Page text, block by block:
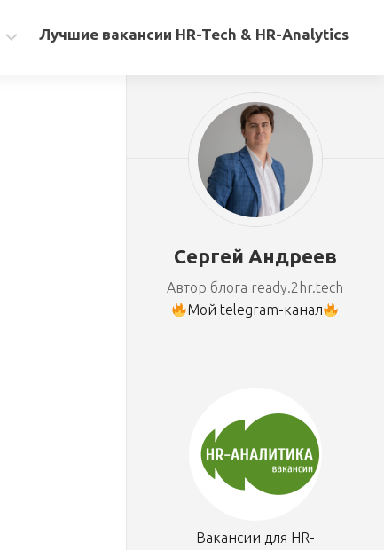
Лучшие вакансии HR-Tech & HR-Analytics
Сергей Андреев
Автор блога ready.2hr.tech
Мой telegram-канал
Вакансии для HR-